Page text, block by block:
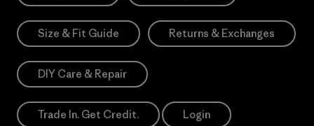
Size & Fit Guide Returns & Exchanges
DIY Care & Repair
Trade In. Get Credit. Login